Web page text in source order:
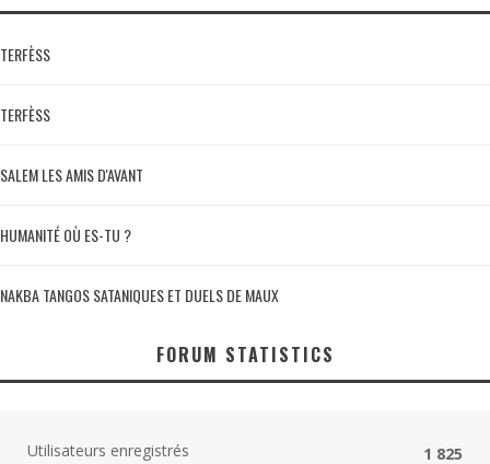
TERFÈSS
TERFÈSS
SALEM LES AMIS D'AVANT
HUMANITÉ OÙ ES-TU ?
NAKBA TANGOS SATANIQUES ET DUELS DE MAUX
FORUM STATISTICS
Utilisateurs enregistrés
1 825